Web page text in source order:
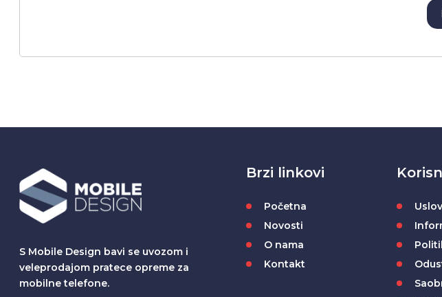
S Mobile Design bavi se uvozom i
veleprodajom pratece opreme za
mobilne telefone.
Brzi linkovi
Početna
Novosti
O nama
Kontakt